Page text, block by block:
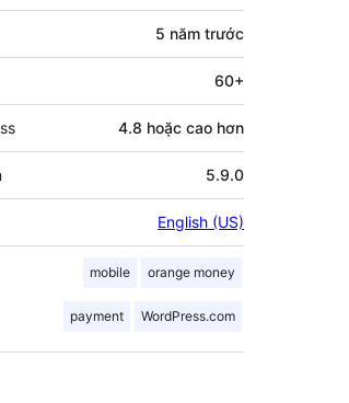
5 năm trước
60+
4.8 hoặc cao hơn
5.9.0
English (US)
mobile orange money
payment WordPress.com